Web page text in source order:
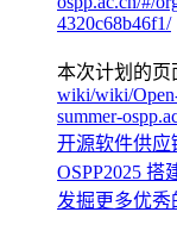
4320c68b46f1/
本次计划的页
wiki/wiki/
summer-
开源软件供应
OSPP2025
发掘更多优秀